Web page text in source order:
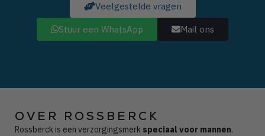
Veelgestelde vragen
Stuur een WhatsApp Mail ons
OVER ROSSBERCK
Rossberck is een verzorgingsmerk speciaal voor mannen.